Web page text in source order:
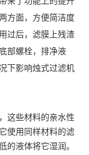
方面，方便简洁度
过后，滤膜上残渣
部螺栓，排净液
下影响烛式过滤机
这些材料的亲水性
使用同样材料的滤
的液体将它湿润。